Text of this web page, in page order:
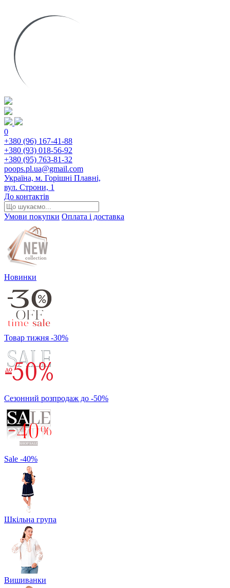
0
+380 (96) 167-41-88
+380 (93) 018-56-92
+380 (95) 763-81-32
poops.pl.ua@gmail.com
Україна, м. Горішні Плавні,
вул. Строни, 1
До контактів
Умови покупки Оплата і доставка
Новинки
Товар тижня -30%
Сезонний розпродаж до -50%
Sale -40%
Шкільна група
Вишиванки